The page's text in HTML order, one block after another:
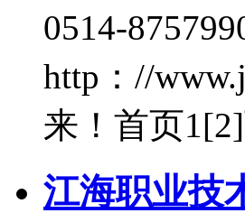
0514-
http：//
来！首页
江海职业技